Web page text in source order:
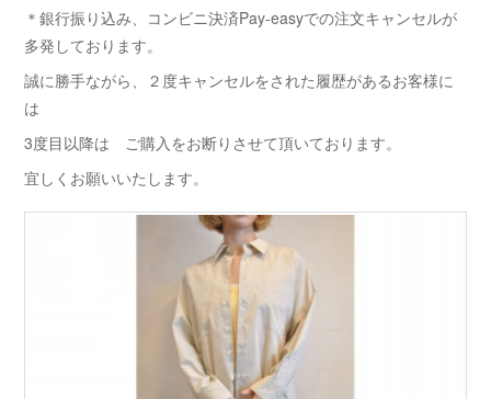
＊銀行振り込み、コンビニ決済Pay-easyでの注文キャンセルが
多発しております。
誠に勝手ながら、２度キャンセルをされた履歴があるお客様に
は
3度目以降は ご購入をお断りさせて頂いております。
宜しくお願いいたします。